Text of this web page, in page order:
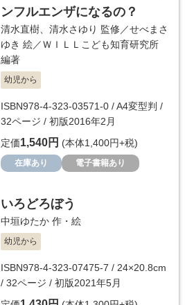
ンフルエンザになるの？
清水直樹 清水さゆり 監修／せべまさ
ゆき 絵／ＷＩＬＬこども知育研究所
編著
幼児から
ISBN978-4-323-03571-0 / A4変型判 /
32ページ / 初版2016年2月
定価1,540円 (本体1,400円+税)
在庫あり 電子書籍あり
いろどろぼう
中垣ゆたか 作・絵
幼児から
ISBN978-4-323-07475-7 / 24×20.8cm
/ 32ページ / 初版2021年5月